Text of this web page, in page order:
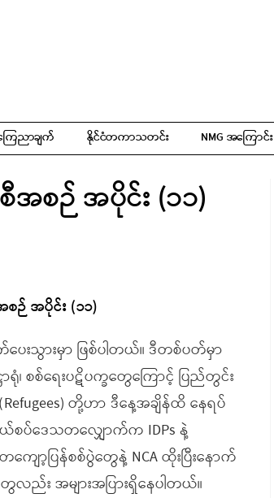
ေညာချက် နိုင်ငံတကာသတင်း NMG အကြောင်း
အစဉ် အပိုင်း (၁၁)
ဉ် အပိုင်း (၁၁)
သွားမှာ ဖြစ်ပါတယ်။ ဒီတစ်ပတ်မှာ
ရုံ၊ စစ်ရေးပဋိပက္ခတွေကြောင့် ပြည်တွင်း
တို့ဟာ ဒီနေ့အချိန်ထိ နေရပ်
ယ်စပ်ဒေသတလျှောက်က IDPs နဲ့
ော့ပြန်စစ်ပွဲတွေနဲ့ NCA ထိုးပြီးနောက်
ည်း အများအပြားရှိနေပါတယ်။